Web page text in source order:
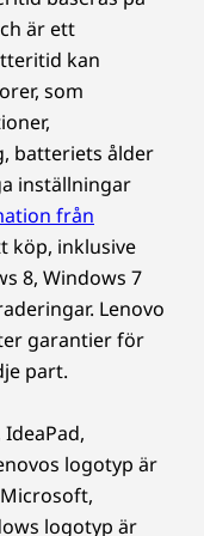
användas
personalen
välkomna för
Det
att aktivera
som
Detta
ge kunder
resurser.
är ett
kan
som
batteriets ålder
inställningar
från
köp, inklusive
8, Windows 7
Lenovo
garantier för
part.
logotyp är
logotyp är